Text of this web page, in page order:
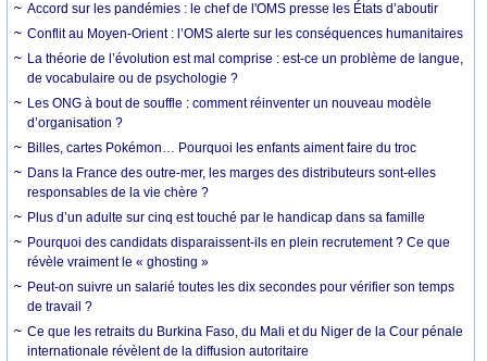
Accord sur les pandémies : le chef de l'OMS presse les États d’aboutir
Conflit au Moyen-Orient : l’OMS alerte sur les conséquences humanitaires
La théorie de l’évolution est mal comprise : est-ce un problème de langue,
de vocabulaire ou de psychologie ?
Les ONG à bout de souffle : comment réinventer un nouveau modèle
d’organisation ?
Billes, cartes Pokémon… Pourquoi les enfants aiment faire du troc
Dans la France des outre-mer, les marges des distributeurs sont-elles
responsables de la vie chère ?
Plus d’un adulte sur cinq est touché par le handicap dans sa famille
Pourquoi des candidats disparaissent-ils en plein recrutement ? Ce que
révèle vraiment le « ghosting »
Peut-on suivre un salarié toutes les dix secondes pour vérifier son temps
de travail ?
Ce que les retraits du Burkina Faso, du Mali et du Niger de la Cour pénale
internationale révèlent de la diffusion autoritaire